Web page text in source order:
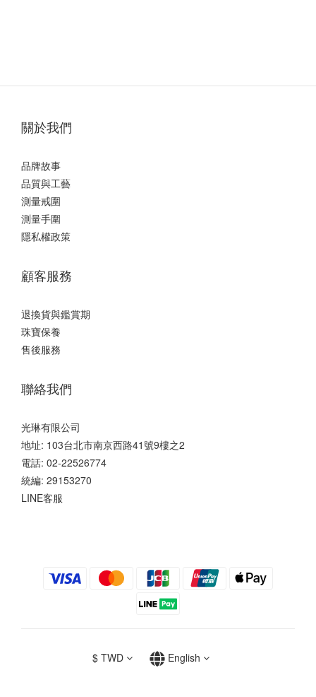
關於我們
品牌故事
品質與工藝
測量戒圍
測量手圍
隱私權政策
顧客服務
退換貨與鑑賞期
珠寶保養
售後服務
聯絡我們
光琳有限公司
地址: 103台北市南京西路41號9樓之2
電話: 02-22526774
統編: 29153270
LINE客服
$ TWD English